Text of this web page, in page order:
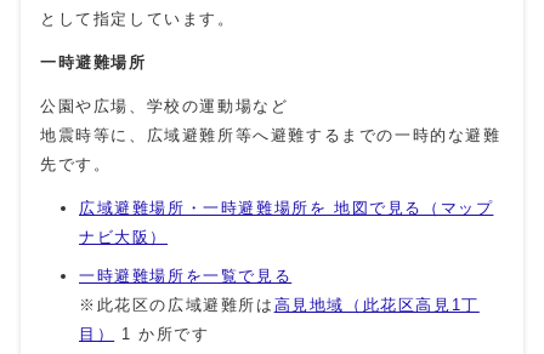
として指定しています。
一時避難場所
公園や広場、学校の運動場など
地震時等に、広域避難所等へ避難するまでの一時的な避難
先です。
広域避難場所・一時避難場所を 地図で見る（マップ
ナビ大阪）
一時避難場所を一覧で見る
※此花区の広域避難所は 高見地域（此花区高見1丁
目）
1 か所です